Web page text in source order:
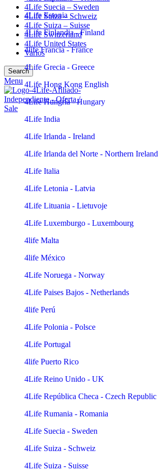
4Life Suecia – Sweden
4Life Suiza – Schweiz
4Life Suiza – Suisse
4Life Switzerland
4Life United States
Varios
Search
Menu
4Life Estonia
4Life Finlandia - Finland
4life Francia - France
4Life Grecia - Greece
4Life Hong Kong English
4Life Hungría - Hungary
4Life India
4Life Irlanda - Ireland
4Life Irlanda del Norte - Northern Ireland
4Life Italia
4Life Letonia - Latvia
4Life Lituania - Lietuvoje
4Life Luxemburgo - Luxembourg
4life Malta
4life México
4Life Noruega - Norway
4Life Paises Bajos - Netherlands
4life Perú
4Life Polonia - Polsce
4Life Portugal
4life Puerto Rico
4Life Reino Unido - UK
4Life República Checa - Czech Republic
4Life Rumania - Romania
4Life Suecia - Sweden
4Life Suiza - Schweiz
4Life Suiza - Suisse